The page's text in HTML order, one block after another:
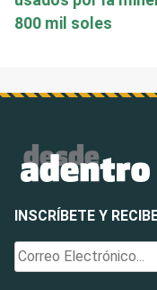
800 mil soles
INSCRÍBETE Y